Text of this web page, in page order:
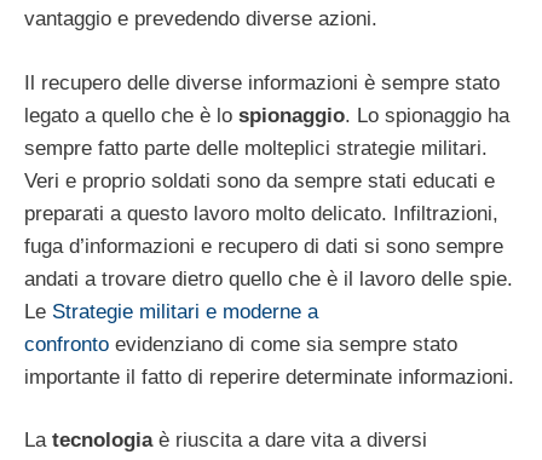
vantaggio e prevedendo diverse azioni.
Il recupero delle diverse informazioni è sempre stato
legato a quello che è lo spionaggio. Lo spionaggio ha
sempre fatto parte delle molteplici strategie militari.
Veri e proprio soldati sono da sempre stati educati e
preparati a questo lavoro molto delicato. Infiltrazioni,
fuga d’informazioni e recupero di dati si sono sempre
andati a trovare dietro quello che è il lavoro delle spie.
Le Strategie militari e moderne a
confronto evidenziano di come sia sempre stato
importante il fatto di reperire determinate informazioni.
La tecnologiaè riuscita a dare vita a diversi